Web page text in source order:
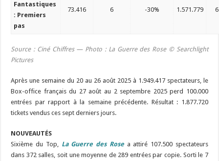
Fantastiques
: Premiers
pas
73.416 6 -30% 1.571.779
Source : Ciné Chiffres — Photo : La Guerre des Rose© Searchlight
Pictures
Après une semaine du 20 au 26 août 2025 à 1.949.417 spectateurs, le
Box-office français du 27 août au 2 septembre 2025 perd 100.000
entrées par rapport à la semaine précédente. Résultat : 1.877.720
tickets vendus ces sept derniers jours.
NOUVEAUTÉS
Sixième du Top, La Guerre des Rosea attiré 107.500 spectateurs
dans 372 salles, soit une moyenne de 289 entrées par copie. Sorti le 7